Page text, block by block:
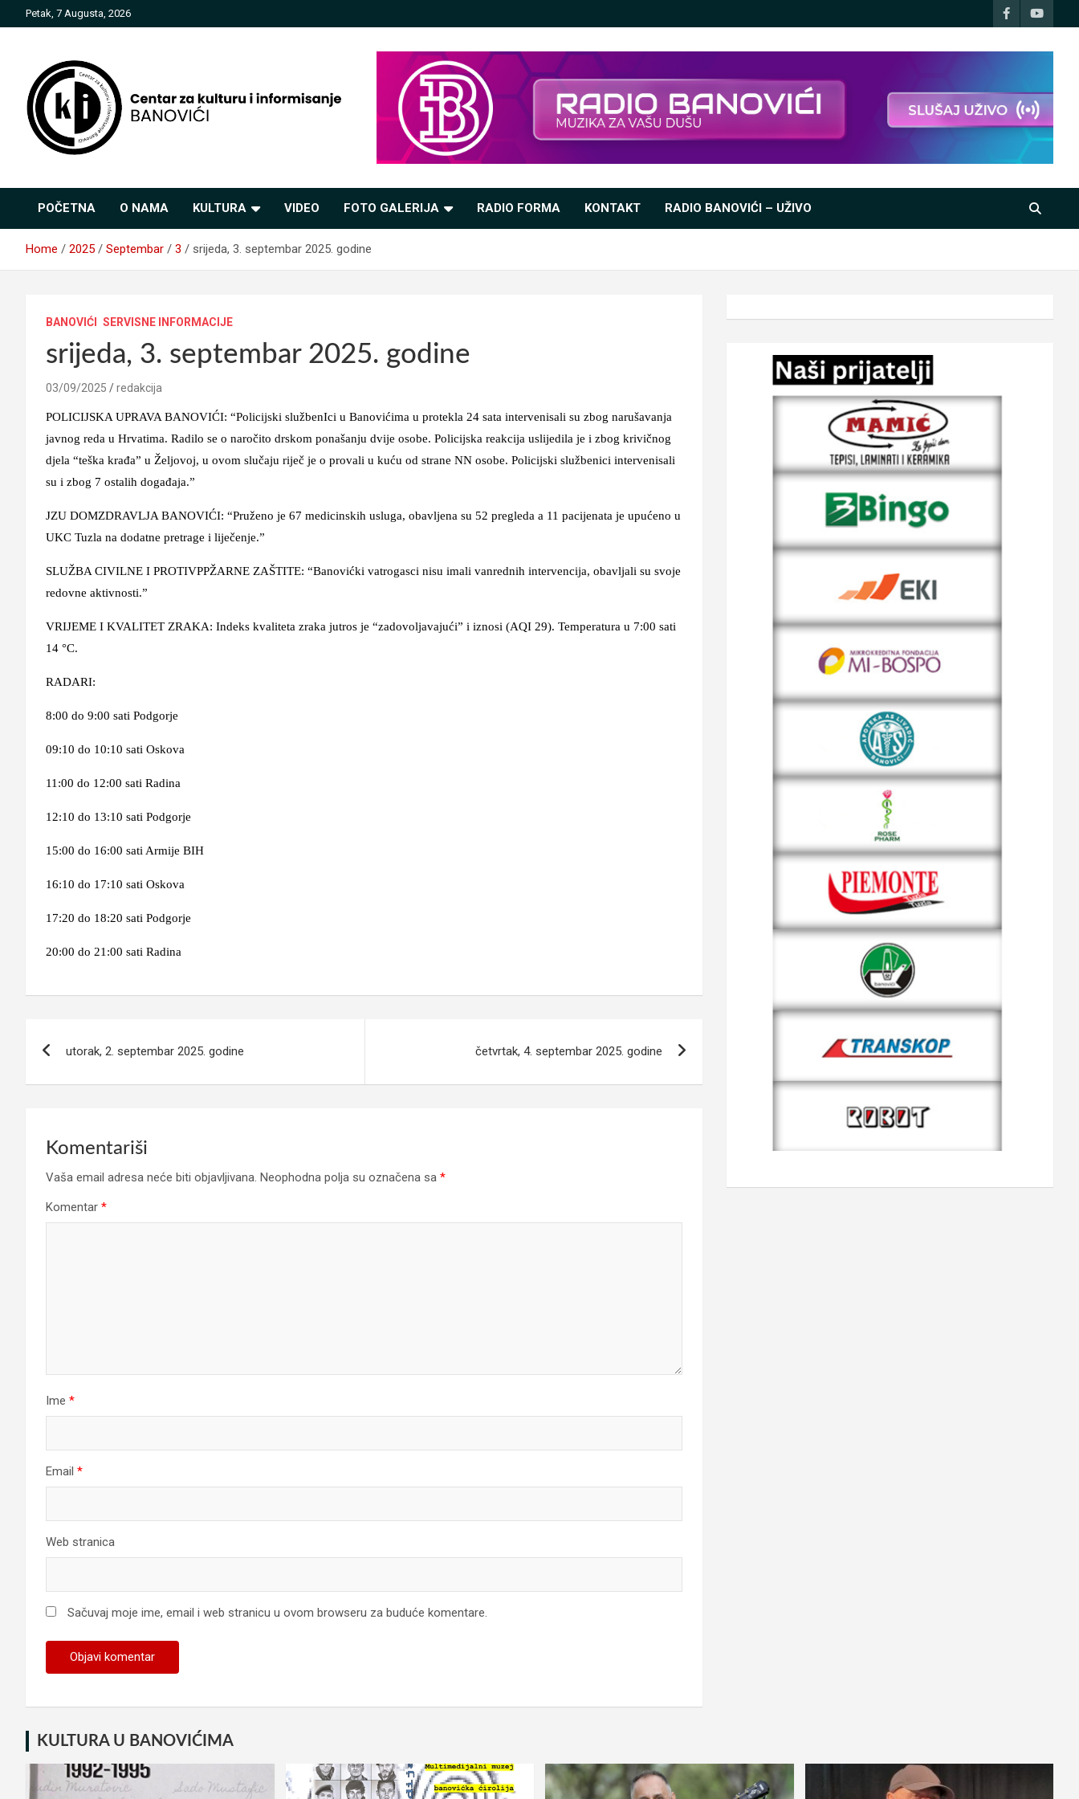
to
Petak, 7 Augusta, 2026
informisanje Banovići
POČETNA O NAMA KULTURA VIDEO FOTO GALERIJA RADIO FORMA KONTAKT RADIO BANOVIĆI – UŽIVO
Home 2025 Septembar 3 srijeda, 3. septembar 2025. godine
BANOVIĆI SERVISNE INFORMACIJE
srijeda, 3. septembar 2025. godine
03/09/2025 redakcija
POLICIJSKA UPRAVA BANOVIĆI: “Policijski službenIci u Banovićima u protekla 24 sata intervenisali su zbog narušavanja
javnog reda u Hrvatima. Radilo se o naročito drskom ponašanju dvije osobe. Policijska reakcija uslijedila je i zbog krivičnog
djela “teška krađa” u Željovoj, u ovom slučaju riječ je o provali u kuću od strane NN osobe. Policijski službenici intervenisali
su i zbog 7 ostalih događaja.”
JZU DOMZDRAVLJA BANOVIĆI: “Pruženo je 67 medicinskih usluga, obavljena su 52 pregleda a 11 pacijenata je upućeno u
UKC Tuzla na dodatne pretrage i liječenje.”
SLUŽBA CIVILNE I PROTIVPPŽARNE ZAŠTITE: “Banovićki vatrogasci nisu imali vanrednih intervencija, obavljali su svoje
redovne aktivnosti.”
VRIJEME I KVALITET ZRAKA: Indeks kvaliteta zraka jutros je “zadovoljavajući” i iznosi (AQI 29). Temperatura u 7:00 sati
14 °C.
RADARI:
8:00 do 9:00 sati Podgorje
09:10 do 10:10 sati Oskova
11:00 do 12:00 sati Radina
12:10 do 13:10 sati Podgorje
15:00 do 16:00 sati Armije BIH
16:10 do 17:10 sati Oskova
17:20 do 18:20 sati Podgorje
20:00 do 21:00 sati Radina
utorak, 2. septembar 2025. godine četvrtak, 4. septembar 2025. godine
Komentariši
Vaša email adresa neće biti objavljivana. Neophodna polja su označena sa *
Komentar *
Ime *
Email *
Web stranica
Sačuvaj moje ime, email i web stranicu u ovom browseru za buduće komentare.
KULTURA U BANOVIĆIMA